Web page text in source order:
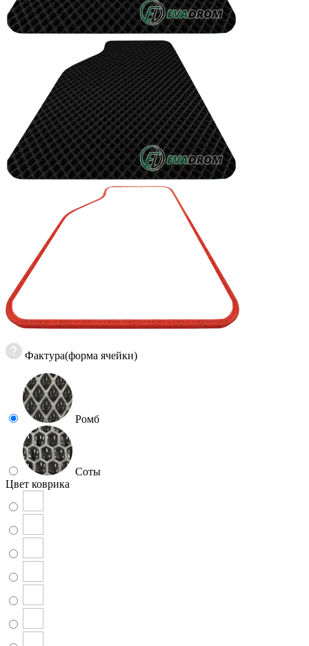
Фактура(форма ячейки)
Ромб
Соты
Цвет коврика